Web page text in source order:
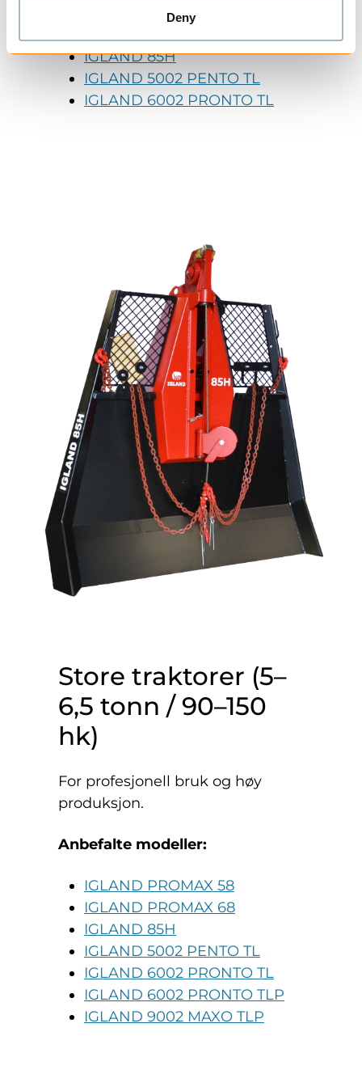
Deny
IGLAND PROMAX 58
IGLAND 85H
IGLAND 5002 PENTO TL
IGLAND 6002 PRONTO TL
Store traktorer (5–
6,5 tonn / 90–150
hk)
For profesjonell bruk og høy
produksjon.
Anbefalte modeller:
IGLAND PROMAX 58
IGLAND PROMAX 68
IGLAND 85H
IGLAND 5002 PENTO TL
IGLAND 6002 PRONTO TL
IGLAND 6002 PRONTO TLP
IGLAND 9002 MAXO TLP